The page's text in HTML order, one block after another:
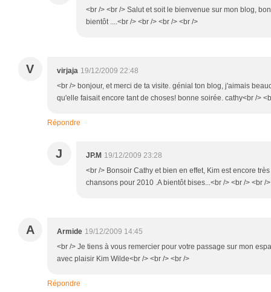
<br /> <br /> Salut et soit le bienvenue sur mon blog,
bientôt ....<br /> <br /> <br /> <br />
V virjaja 19/12/2009 22:48
<br /> bonjour, et merci de ta visite. génial ton blog, j'aimais
qu'elle faisait encore tant de choses! bonne soirée. cathy<br />
Répondre
J JP.M 19/12/2009 23:28
<br /> Bonsoir Cathy et bien en effet, Kim est encore
chansons pour 2010 .A bientôt bises...<br /> <br /> <br />
A Armide 19/12/2009 14:45
<br /> Je tiens à vous remercier pour votre passage sur mon
avec plaisir Kim Wilde<br /> <br /> <br />
Répondre